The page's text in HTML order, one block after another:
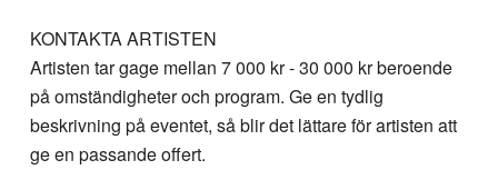
KONTAKTA ARTISTEN
Artisten tar gage mellan 7 000 kr - 30 000 krberoende
på omständigheter och program. Ge en tydlig
beskrivning på eventet, så blir det lättare för artisten att
ge en passande offert.